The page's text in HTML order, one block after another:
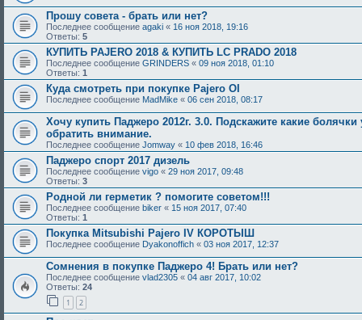
Прошу совета - брать или нет?
Последнее сообщение agaki « 16 ноя 2018, 19:16
Ответы: 5
КУПИТЬ PAJERO 2018 & КУПИТЬ LC PRADO 2018
Последнее сообщение GRINDERS « 09 ноя 2018, 01:10
Ответы: 1
Куда смотреть при покупке Pajero OI
Последнее сообщение MadMike « 06 сен 2018, 08:17
Хочу купить Паджеро 2012г. 3.0. Подскажите какие
обратить внимание.
Последнее сообщение Jomway « 10 фев 2018, 16:46
Паджеро спорт 2017 дизель
Последнее сообщение vigo « 29 ноя 2017, 09:48
Ответы: 3
Родной ли герметик ? помогите советом!!!
Последнее сообщение biker « 15 ноя 2017, 07:40
Ответы: 1
Покупка Mitsubishi Pajero IV КОРОТЫШ
Последнее сообщение Dyakonoffich « 03 ноя 2017, 12:37
Сомнения в покупке Паджеро 4! Брать или нет?
Последнее сообщение vlad2305 « 04 авг 2017, 10:02
Ответы: 24
1 2